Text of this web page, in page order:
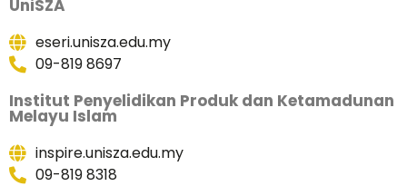
UniSZA
eseri.unisza.edu.my
09-819 8697
Institut Penyelidikan Produk dan Ketamadunan
Melayu Islam
inspire.unisza.edu.my
09-819 8318